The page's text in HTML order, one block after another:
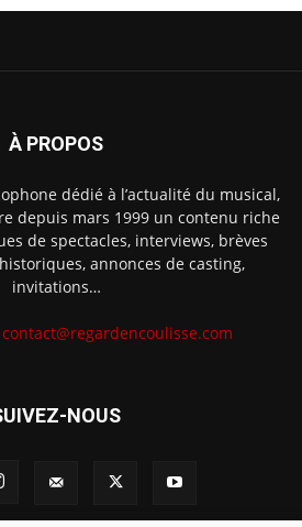
À PROPOS
dédié à l’actualité du musical,
depuis mars 1999 un contenu riche
de spectacles, interviews, brèves
annonces de casting,
invitations…
contact@regardencoulisse.com
NOUS